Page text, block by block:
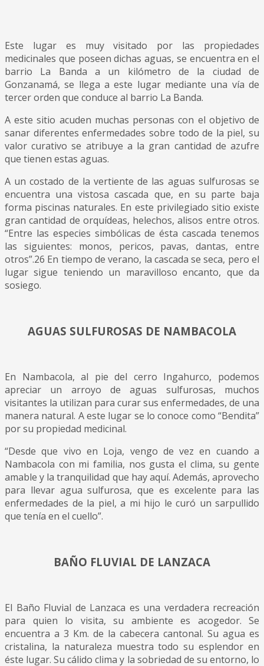
Este lugar es muy visitado por las propiedades
medicinales que poseen dichas aguas, se encuentra en el
barrio La Banda a un kilómetro de la ciudad de
Gonzanamá, se llega a este lugar mediante una vía de
tercer orden que conduce al barrio La Banda.
A este sitio acuden muchas personas con el objetivo de
sanar diferentes enfermedades sobre todo de la piel, su
valor curativo se atribuye a la gran cantidad de azufre
que tienen estas aguas.
A un costado de la vertiente de las aguas sulfurosas se
encuentra una vistosa cascada que, en su parte baja
forma piscinas naturales. En este privilegiado sitio existe
gran cantidad de orquídeas, helechos, alisos entre otros.
“Entre las especies simbólicas de ésta cascada tenemos
las siguientes: monos, pericos, pavas, dantas, entre
otros”.26 En tiempo de verano, la cascada se seca, pero el
lugar sigue teniendo un maravilloso encanto, que da
sosiego.
AGUAS SULFUROSAS DE NAMBACOLA
En Nambacola, al pie del cerro Ingahurco, podemos
apreciar un arroyo de aguas sulfurosas, muchos
visitantes la utilizan para curar sus enfermedades, de una
manera natural. A este lugar se lo conoce como “Bendita”
por su propiedad medicinal.
“Desde que vivo en Loja, vengo de vez en cuando a
Nambacola con mi familia, nos gusta el clima, su gente
amable y la tranquilidad que hay aquí. Además, aprovecho
para llevar agua sulfurosa, que es excelente para las
enfermedades de la piel, a mi hijo le curó un sarpullido
que tenía en el cuello”.
BAÑO FLUVIAL DE LANZACA
El Baño Fluvial de Lanzaca es una verdadera recreación
para quien lo visita, su ambiente es acogedor. Se
encuentra a 3 Km. de la cabecera cantonal. Su agua es
cristalina, la naturaleza muestra todo su esplendor en
éste lugar. Su cálido clima y la sobriedad de su entorno, lo